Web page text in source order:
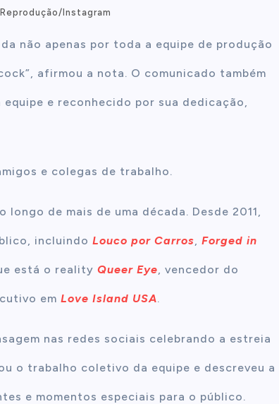
Instagram
não apenas por toda a equipe de produção
afirmou a nota. O comunicado também
e reconhecido por sua dedicação,
e colegas de trabalho.
de mais de uma década. Desde 2011,
incluindo Louco por Carros, Forged in
está o reality Queer Eye, vencedor do
em Love Island USA.
nas redes sociais celebrando a estreia
o trabalho coletivo da equipe e descreveu a
e momentos especiais para o público.